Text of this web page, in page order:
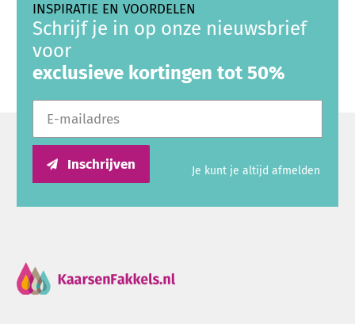
INSPIRATIE EN VOORDELEN
Schrijf je in op onze nieuwsbrief
voor
exclusieve kortingen tot 50%
Inschrijven Je kunt je altijd afmelden